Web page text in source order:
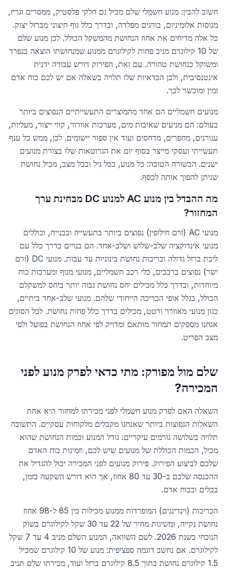
חשוב להבין: מנוע חשמלי שלם מכיל גם חלקי פלסטיק, ממסרים וגריז,
מנוסות אלומיניום, בורגים מפלדה, ובדרך כלל גוף חיצוני מברזל יצוק.
כל אלה מדיחים את אחוז הנחושת מהמשקל הכולל. לכן מנוע שלם
של 10 קילוגרם מניב פחות לקילוגרם ממנוע שמנחושתו הוצאה בנפרד
ומשוקל כנחושת טהורה. עם זאת, הפירוק דורש עבודה ידנית
אינטנסיבית, ולכן הכדאיות שלו תלויה בשאלה אם יש לכם כוח אדם
זמין ומוכשר לכך.
מנועים חשמליים הם אחד מהמוצרים התעשייתיים הנפוצים ביותר
בעולם: הם מניעים שאיבות מים, מערכות אוורור, קווי ייצור, מעליות,
עגורנים, מחפרים, מדחסים ועוד אין ספור יישומים. לכן, ממש כל ענף
תעשייתי ועסקי מייצר בסוף יום את הגרוטאות שלו בצורת מנועים
ישנים. הבשורה הטובה: כל מנוע, בכל גיל ובכל מצב, מכיל נחושת
שניתן להפוך אותה לכסף.
מה ההבדל בין מנוע AC למנוע DC מבחינת ערך
המחזור?
מנועי AC (זרם חילופין) נפוצים ביותר בתעשייה ובבנייה, וכוללים
מנועי אינדוקציה שלב-שלוש ושלב-אחד. הם בנויים בדרך כלל עם
ליבת ברזל גדולה וכריכות נחושת בינוניות עד עבות. מנועי DC (זרם
ישר) נפוצים ברכבים, כלי רכב חשמליים, מנועי מנוף ומערכות כוח
מיוחדות, ובדרך כלל מכילים יחס נחושת גבוה יותר ביחס למשקלם
הכולל, בגלל אופי הכריכה הייחודי שלהם. מנועי שלב-אחד ביתיים,
כגון מנועי מאוורר ורטט, מכילים בדרך כלל פחות נחושת. לכל הסוגים
אנחנו מספקים תמחור מותאם ומדויק לפי אחוז הנחושת בפועל ולפי
מצב הפריט.
שלם מול מפורק: מתי כדאי לפרק מנוע לפני
המכירה?
השאלה האם לפרק מנוע חשמלי לפני מכירתו למחזור היא אחת
השאלות הנפוצות ביותר שאנחנו מקבלים מלקוחות עסקיים. התשובה
תלויה בשלושה גורמים עיקריים: גודל המנוע וכמות הנחושת שהוא
מכיל, הכמות הכוללת של מנועים שיש לכם, וזמינות כוח האדם
שלכם לביצוע הפירוק. פירוק מנועים לפני המכירה יכול להגדיל את
ההכנסה שלכם ב-30 עד 80 אחוז, אך הוא דורש השקעה בזמן,
בכלים ובכוח אדם.
הכריכות (וינדינגים) המופרדות ממנוע מכילות בין 85 ל-98 אחוז
נחושת נקייה, ומשיגות מחיר של 22 עד 30 שקל לקילוגרם בשוק
הנוכחי בשנת 2026. לשם השוואה, המנוע השלם מניב 4 עד 7 שקל
לקילוגרם. אם נחשב דוגמה ספציפית: מנוע של 10 קילוגרם שמכיל
1.5 קילוגרם נחושת בתוך 8.5 קילוגרם ברזל ועוד, מכירתו שלם תניב